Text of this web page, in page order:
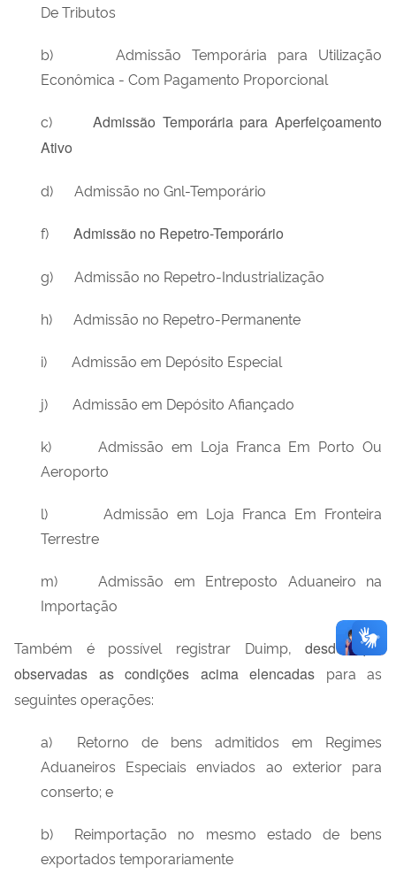
De Tributos
b) Admissão Temporária para Utilização
Econômica - Com Pagamento Proporcional
c) Admissão Temporária para Aperfeiçoamento
Ativo
d) Admissão no Gnl-Temporário
f) Admissão no Repetro-Temporário
g) Admissão no Repetro-Industrialização
h) Admissão no Repetro-Permanente
i) Admissão em Depósito Especial
j) Admissão em Depósito Afiançado
k) Admissão em Loja Franca Em Porto Ou
Aeroporto
l) Admissão em Loja Franca Em Fronteira
Terrestre
m) Admissão em Entreposto Aduaneiro na
Importação
Também é possível registrar Duimp,desde que
observadas as condições acima elencadas para as
seguintes operações:
a) Retorno de bens admitidos em Regimes
Aduaneiros Especiais enviados ao exterior para
conserto; e
b) Reimportação no mesmo estado de bens
exportados temporariamente